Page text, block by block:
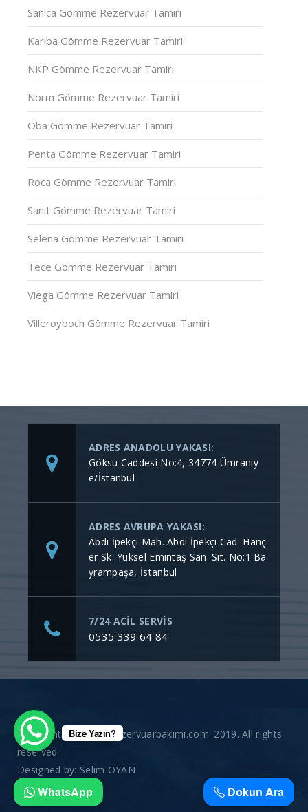
Sanica Gömme Rezervuar Tamiri
Kariba Gömme Rezervuar Tamiri
NKP Gömme Rezervuar Tamiri
Norm Gömme Rezervuar Tamiri
Oba Gömme Rezervuar Tamiri
Penta Gömme Rezervuar Tamiri
Roca Gömme Rezervuar Tamiri
Sanit Gömme Rezervuar Tamiri
Selena Gömme Rezervuar Tamiri
Tece Gömme Rezervuar Tamiri
Viega Gömme Rezervuar Tamiri
Villeroyboch Gömme Rezervuar Tamiri
ADRES ANADOLU YAKASI:
Göksu Caddesi No:4, 34774 Ümraniy
e/İstanbul
ADRES AVRUPA YAKASI:
Abdi İpekçi Mah. Abdi İpekçi Cad. Hanç
er Sk. Yüksel Emintaş San. Sit. No:1 Ba
yrampaşa, İstanbul
7/24 ACİL SERVİS
0535 339 64 84
Copyright © gommerezervuarbakimi.com. 2019. All rights
reserved.
Designed by: Selim OYAN
Dokun Ara
WhatsApp
Bize Yazın?